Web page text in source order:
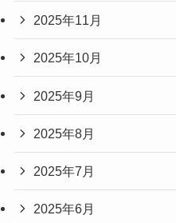
2025年11月
2025年10月
2025年9月
2025年8月
2025年7月
2025年6月